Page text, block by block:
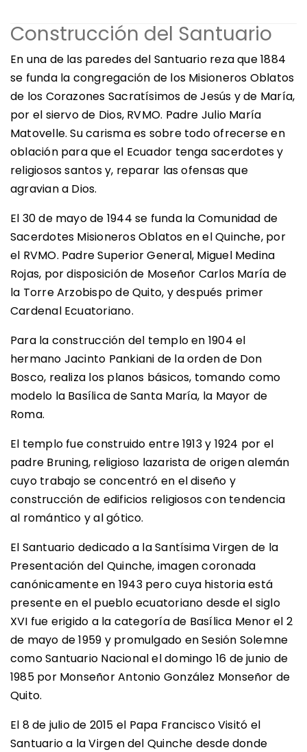
Construcción del Santuario
En una de las paredes del Santuario reza que 1884
se funda la congregación de los Misioneros Oblatos
de los Corazones Sacratísimos de Jesús y de María,
por el siervo de Dios, RVMO. Padre Julio María
Matovelle. Su carisma es sobre todo ofrecerse en
oblación para que el Ecuador tenga sacerdotes y
religiosos santos y, reparar las ofensas que
agravian a Dios.
El 30 de mayo de 1944 se funda la Comunidad de
Sacerdotes Misioneros Oblatos en el Quinche, por
el RVMO. Padre Superior General, Miguel Medina
Rojas, por disposición de Moseñor Carlos María de
la Torre Arzobispo de Quito, y después primer
Cardenal Ecuatoriano.
Para la construcción del templo en 1904 el
hermano Jacinto Pankiani de la orden de Don
Bosco, realiza los planos básicos, tomando como
modelo la Basílica de Santa María, la Mayor de
Roma.
El templo fue construido entre 1913 y 1924 por el
padre Bruning, religioso lazarista de origen alemán
cuyo trabajo se concentró en el diseño y
construcción de edificios religiosos con tendencia
al romántico y al gótico.
El Santuario dedicado a la Santísima Virgen de la
Presentación del Quinche, imagen coronada
canónicamente en 1943 pero cuya historia está
presente en el pueblo ecuatoriano desde el siglo
XVI fue erigido a la categoría de Basílica Menor el 2
de mayo de 1959 y promulgado en Sesión Solemne
como Santuario Nacional el domingo 16 de junio de
1985 por Monseñor Antonio González Monseñor de
Quito.
El 8 de julio de 2015 el Papa Francisco Visitó el
Santuario a la Virgen del Quinche desde donde